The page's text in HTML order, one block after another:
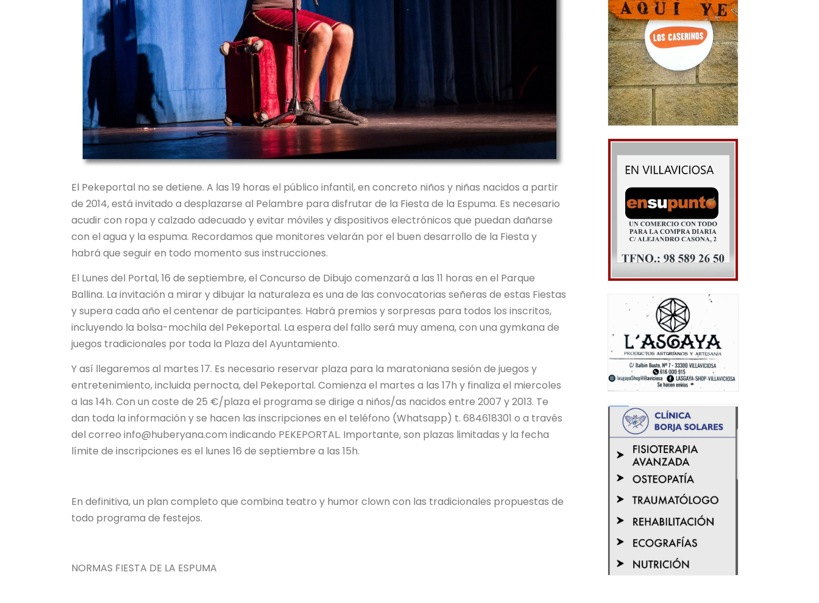
El Pekeportal no se detiene. A las 19 horas el público infantil, en concreto niños y niñas nacidos a partir
de 2014, está invitado a desplazarse al Pelambre para disfrutar de la Fiesta de la Espuma. Es necesario
acudir con ropa y calzado adecuado y evitar móviles y dispositivos electrónicos que puedan dañarse
con el agua y la espuma. Recordamos que monitores velarán por el buen desarrollo de la Fiesta y
habrá que seguir en todo momento sus instrucciones.
El Lunes del Portal, 16 de septiembre, el Concurso de Dibujo comenzará a las 11 horas en el Parque
Ballina. La invitación a mirar y dibujar la naturaleza es una de las convocatorias señeras de estas Fiestas
y supera cada año el centenar de participantes. Habrá premios y sorpresas para todos los inscritos,
incluyendo la bolsa-mochila del Pekeportal. La espera del fallo será muy amena, con una gymkana de
juegos tradicionales por toda la Plaza del Ayuntamiento.
Y así llegaremos al martes 17. Es necesario reservar plaza para la maratoniana sesión de juegos y
entretenimiento, incluida pernocta, del Pekeportal. Comienza el martes a las 17h y finaliza el miercoles
a las 14h. Con un coste de 25 €/plaza el programa se dirige a niños/as nacidos entre 2007 y 2013. Te
dan toda la información y se hacen las inscripciones en el teléfono (Whatsapp) t. 684618301 o a través
del correo info@huberyana.com indicando PEKEPORTAL. Importante, son plazas limitadas y la fecha
límite de inscripciones es el lunes 16 de septiembre a las 15h.
En definitiva, un plan completo que combina teatro y humor clown con las tradicionales propuestas de
todo programa de festejos.
NORMAS FIESTA DE LA ESPUMA